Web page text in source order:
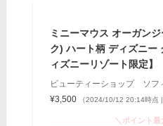
ミニーマウス オーガン
ク) ハート柄 ディズニー
ィズニーリゾート限定】
ビューティーショップ ソフ
¥3,500
（2024/10/12 20:14時点 |
＼ポイント